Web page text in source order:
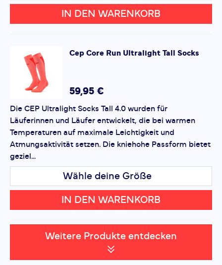
IN DEN WARENKORB
Cep Core Run Ultralight Tall Socks
59,95 €
Die CEP Ultralight Socks Tall 4.0 wurden für
Läuferinnen und Läufer entwickelt, die bei warmen
Temperaturen auf maximale Leichtigkeit und
Atmungsaktivität setzen. Die kniehohe Passform bietet
geziel...
Wähle deine Größe
IN DEN WARENKORB
Weitere Produkte entdecken